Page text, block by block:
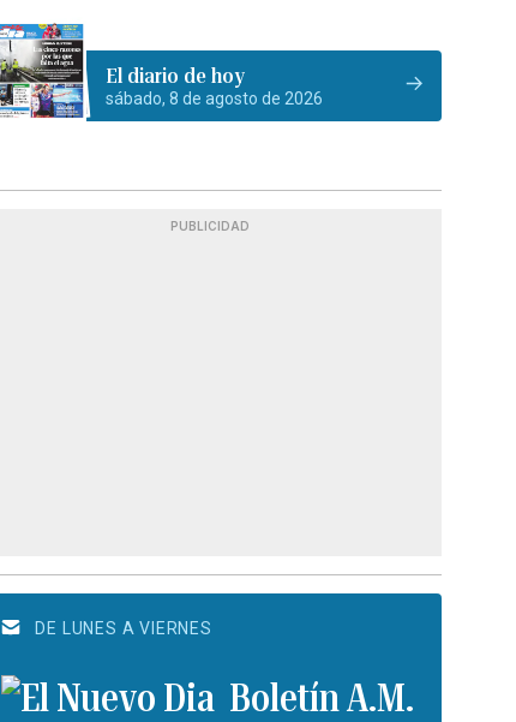
El diario de hoy
sábado, 8 de agosto de 2026
PUBLICIDAD
DE LUNES A VIERNES
Boletín A.M.